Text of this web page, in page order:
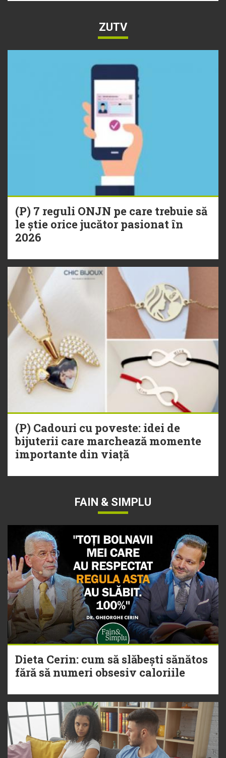
ZUTV
(P) 7 reguli ONJN pe care trebuie să
le știe orice jucător pasionat în
2026
(P) Cadouri cu poveste: idei de
bijuterii care marchează momente
importante din viață
FAIN & SIMPLU
Dieta Cerin: cum să slăbești sănătos
fără să numeri obsesiv caloriile